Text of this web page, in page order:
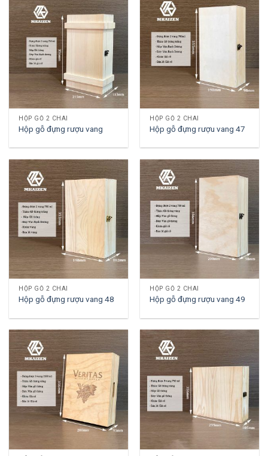
HỘP GỖ 2 CHAI
Hộp gỗ đựng rượu vang
HỘP GỖ 2 CHAI
Hộp gỗ đựng rượu vang 47
HỘP GỖ 2 CHAI
Hộp gỗ đựng rượu vang 48
HỘP GỖ 2 CHAI
Hộp gỗ đựng rượu vang 49